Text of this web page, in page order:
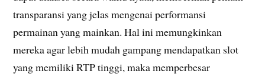
transparansi yang jelas mengenai performansi
permainan yang mainkan. Hal ini memungkinkan
mereka agar lebih mudah gampang mendapatkan slot
yang memiliki RTP tinggi, maka memperbesar